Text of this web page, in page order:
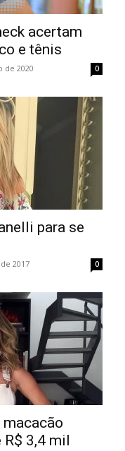
acertam
e tênis
de 2020 0
para se
2017 0
macacão
R$ 3,4 mil